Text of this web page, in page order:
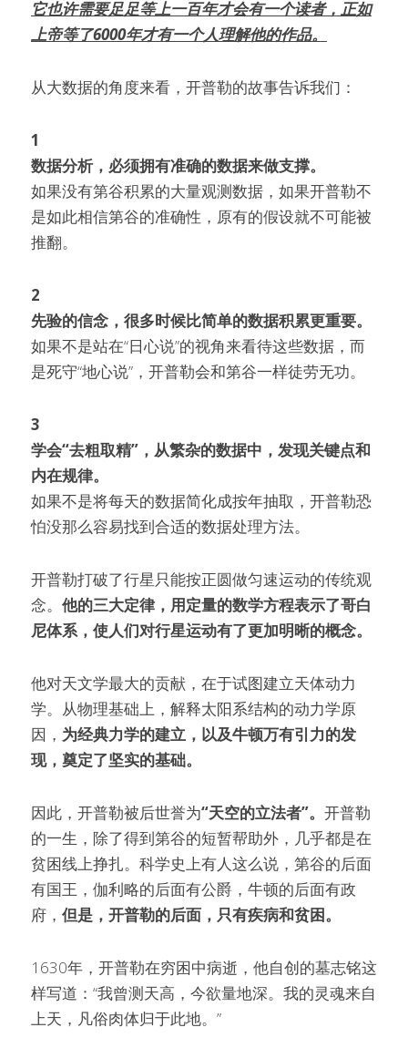
它也许需要足足等上一百年才会有一个读者，正如
上帝等了6000年才有一个人理解他的作品。
从大数据的角度来看，开普勒的故事告诉我们：
1
数据分析，必须拥有准确的数据来做支撑。
如果没有第谷积累的大量观测数据，如果开普勒不
是如此相信第谷的准确性，原有的假设就不可能被
推翻。
2
先验的信念，很多时候比简单的数据积累更重要。
如果不是站在“日心说”的视角来看待这些数据，而
是死守“地心说”，开普勒会和第谷一样徒劳无功。
3
学会“去粗取精”，从繁杂的数据中，发现关键点和
内在规律。
如果不是将每天的数据简化成按年抽取，开普勒恐
怕没那么容易找到合适的数据处理方法。
开普勒打破了行星只能按正圆做匀速运动的传统观
念。 他的三大定律，用定量的数学方程表示了哥白
尼体系，使人们对行星运动有了更加明晰的概念。
他对天文学最大的贡献，在于试图建立天体动力
学。从物理基础上，解释太阳系结构的动力学原
因， 为经典力学的建立，以及牛顿万有引力的发
现，奠定了坚实的基础。
因此，开普勒被后世誉为“天空的立法者”。 开普勒
的一生，除了得到第谷的短暂帮助外，几乎都是在
贫困线上挣扎。科学史上有人这么说，第谷的后面
有国王，伽利略的后面有公爵，牛顿的后面有政
府， 但是，开普勒的后面，只有疾病和贫困。
1630年，开普勒在穷困中病逝，他自创的墓志铭这
样写道：“我曾测天高，今欲量地深。我的灵魂来自
上天，凡俗肉体归于此地。”